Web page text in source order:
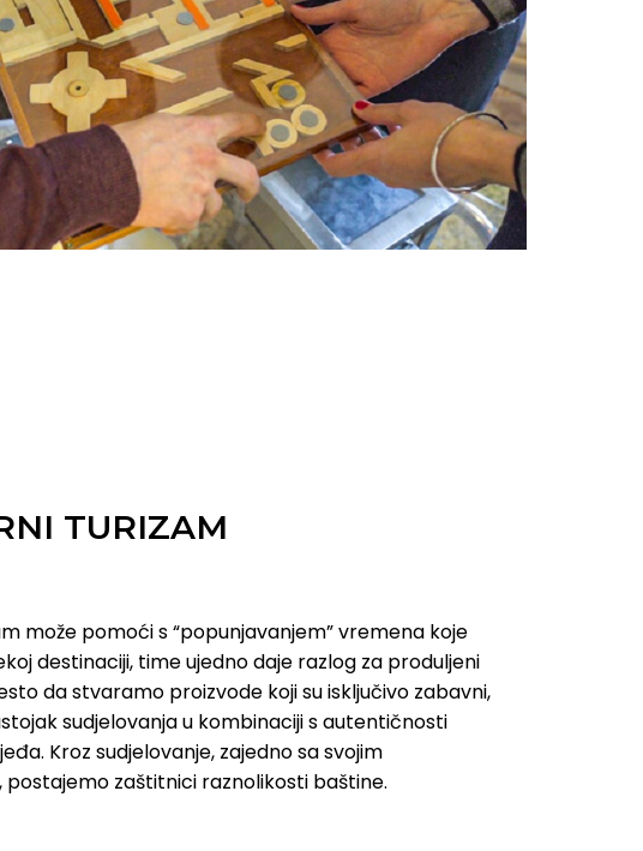
TURIZAM
može pomoći s “popunjavanjem” vremena koje
destinaciji, time ujedno daje razlog za produljeni
da stvaramo proizvode koji su isključivo zabavni,
sudjelovanja u kombinaciji s autentičnosti
Kroz sudjelovanje, zajedno sa svojim
postajemo zaštitnici raznolikosti baštine.